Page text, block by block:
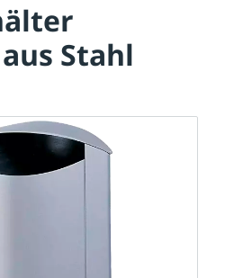
aus Stahl